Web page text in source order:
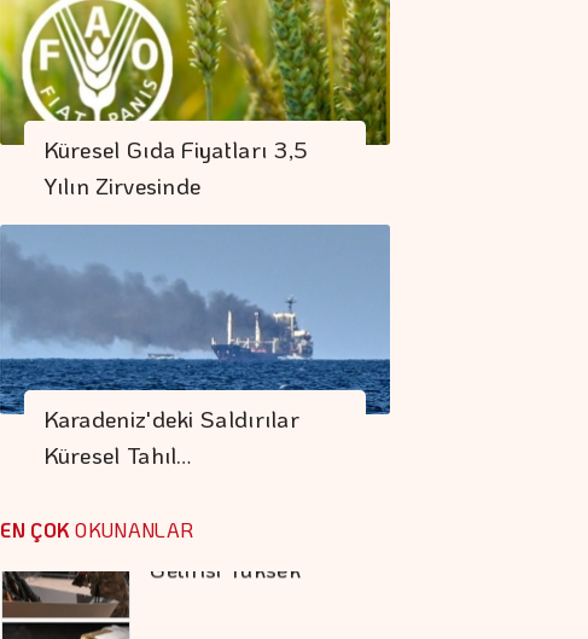
Küresel Gıda Fiyatları 3,5
Yılın Zirvesinde
Karadeniz'deki Saldırılar
Küresel Tahıl…
EN ÇOK OKUNANLAR
Dolar 47.70 Liradan
Açıldı
Küresel Gıda
Zirvesinde
"Finansman Zinciri
Kırılırsa üretim
Zinciri De Durur"
Getirisi Yüksek